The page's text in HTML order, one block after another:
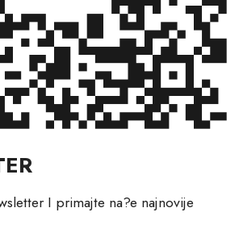
I primajte na?e najnovije